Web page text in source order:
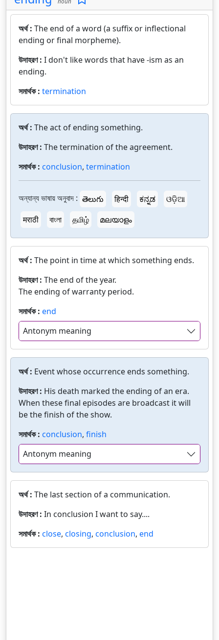
অর্থ : The end of a word (a suffix or inflectional
ending or final morpheme).
উদাহরণ : I don't like words that have -ism as an
ending.
সমার্থক : termination
অর্থ : The act of ending something.
উদাহরণ : The termination of the agreement.
সমার্থক : conclusion, termination
অন্যান্য ভাষায় অনুবাদ : తెలుగు हिन्दी ಕನ್ನಡ
ଓଡ଼ିଆ
मराठी
বাংলা தமிழ் മലയാളം
অর্থ : The point in time at which something ends.
উদাহরণ : The end of the year.
The ending of warranty period.
সমার্থক : end
Antonym meaning
অর্থ : Event whose occurrence ends something.
উদাহরণ : His death marked the ending of an era.
When these final episodes are broadcast it will
be the finish of the show.
সমার্থক : conclusion, finish
Antonym meaning
অর্থ : The last section of a communication.
উদাহরণ : In conclusion I want to say....
সমার্থক : close, closing, conclusion, end